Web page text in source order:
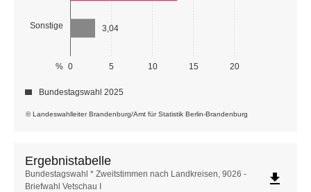
Sonstige
0 5 10 15 20
%
3,04
© Landeswahlleiter Brandenburg/Amt für Statistik Berlin-Brandenburg
Bundestagswahl 2025
Ergebnistabelle
Ergebnistabelle
Bundestagswahl * Zweitstimmen nach Landkreisen, 9026 -
Briefwahl Vetschau I
file_download